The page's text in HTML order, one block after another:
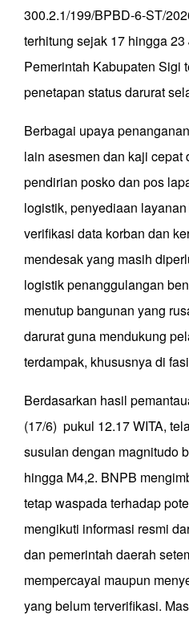
300.2.1/199/BPBD-6-ST/
terhitung sejak 17 hingga
Pemerintah Kabupaten Sigi
penetapan status darurat
Berbagai upaya
lain asesmen dan kaji cepat
pendirian posko dan pos
logistik, penyediaan
verifikasi data korban dan
mendesak yang masih
logistik penanggulangan
menutup bangunan yang
darurat guna mendukung
terdampak, khususnya di
Berdasarkan hasil
(17/6) pukul 12.17 WITA,
susulan dengan magnitudo
hingga M4,2. BNPB
tetap waspada terhadap
mengikuti informasi resmi
dan pemerintah daerah
mempercayai maupun
yang belum terverifikasi.